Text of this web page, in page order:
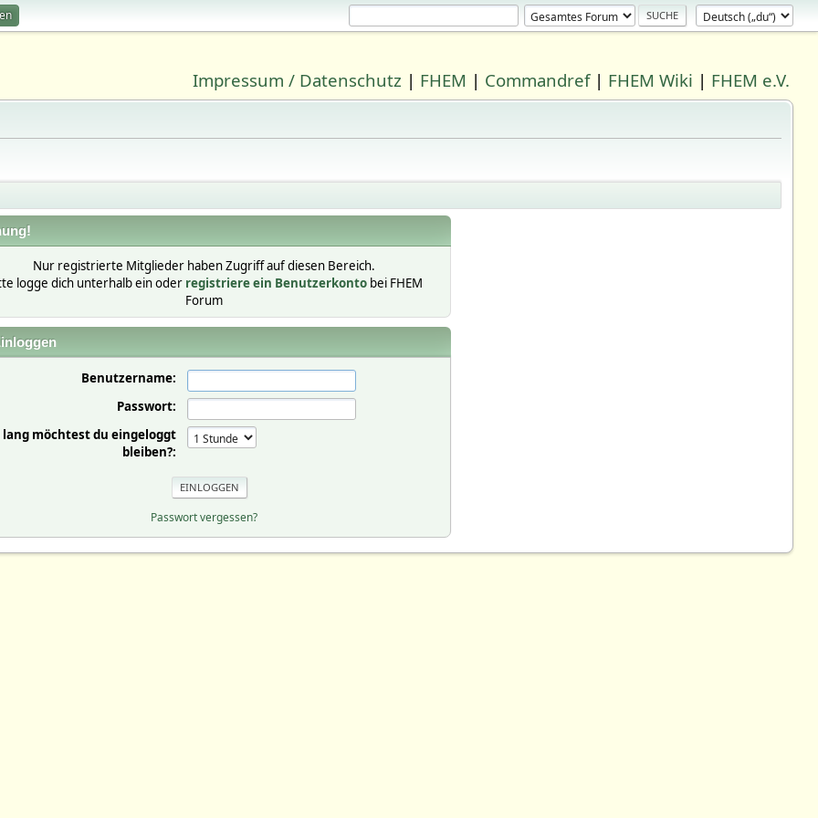
Impressum / Datenschutz | FHEM | Commandref| FHEM Wiki | FHEM e.V.
Nur registrierte Mitglieder haben Zugriff auf diesen Bereich.
logge dich unterhalb ein oder registriere ein Benutzerkontobei FHEM
Forum
Benutzername:
Passwort:
lang möchtest du eingeloggt
bleiben?:
Passwort vergessen?